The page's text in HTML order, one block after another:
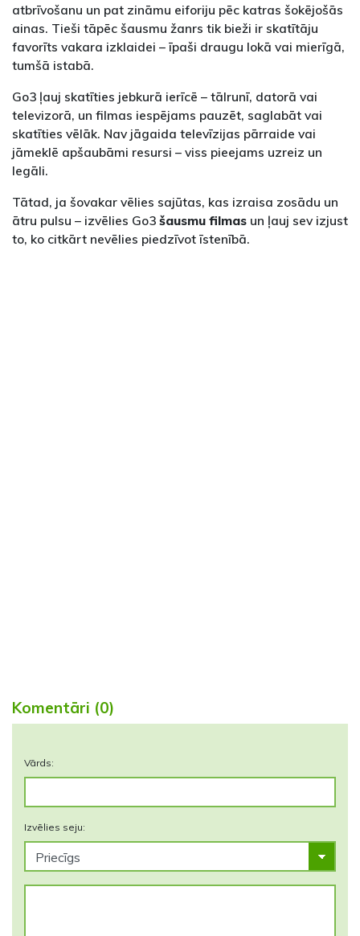
atbrīvošanu un pat zināmu eiforiju pēc katras šokējošās
ainas. Tieši tāpēc šausmu žanrs tik bieži ir skatītāju
favorīts vakara izklaidei – īpaši draugu lokā vai mierīgā,
tumšā istabā.
Go3 ļauj skatīties jebkurā ierīcē – tālrunī, datorā vai
televizorā, un filmas iespējams pauzēt, saglabāt vai
skatīties vēlāk. Nav jāgaida televīzijas pārraide vai
jāmeklē apšaubāmi resursi – viss pieejams uzreiz un
legāli.
Tātad, ja šovakar vēlies sajūtas, kas izraisa zosādu un
ātru pulsu – izvēlies Go3 šausmu filmas un ļauj sev izjust
to, ko citkārt nevēlies piedzīvot īstenībā.
Komentāri (0)
Vārds:
Izvēlies seju: